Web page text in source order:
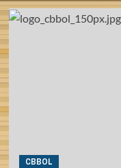
7.ª
CONVOCAÇÃO:
CBBOL